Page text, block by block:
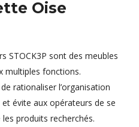
Oise
STOCK3P sont des meubles
multiples fonctions.
rationaliser l’organisation
évite aux opérateurs de se
produits recherchés.